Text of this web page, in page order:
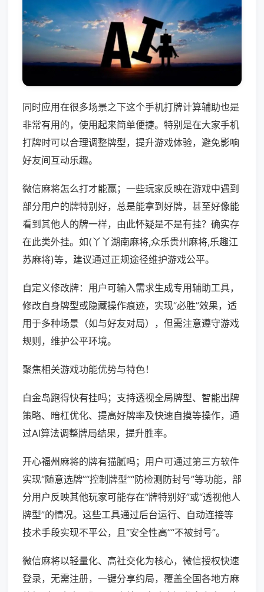
同时应用在很多场景之下这个手机打牌计算辅助也是
非常有用的，使用起来简单便捷。特别是在大家手机
打牌时可以合理调整牌型，提升游戏体验，避免影响
好友间互动乐趣。
微信麻将怎么打才能赢；一些玩家反映在游戏中遇到
部分用户的牌特别好，总是能拿到好牌，甚至好像能
看到其他人的牌一样，由此怀疑是不是有挂？确实存
在此类外挂。如(丫丫湖南麻将,众乐贵州麻将,乐趣江
苏麻将)等，建议通过正规途径维护游戏公平。
自定义修改牌：用户可输入需求生成专用辅助工具，
修改自身牌型或隐藏操作痕迹，实现“必胜”效果，适
用于多种场景（如与好友对局），但需注意遵守游戏
规则，维护公平环境。
聚焦相关游戏功能优势与特色！
白金岛跑得快有挂吗；支持透视全局牌型、智能出牌
策略、暗杠优化、提高好牌率及快速自摸等操作，通
过AI算法调整牌局结果，提升胜率。
开心福州麻将的牌有猫腻吗；用户可通过第三方软件
实现“随意选牌”“控制牌型”“防检测防封号”等功能，部
分用户反映其他玩家可能存在“牌特别好”或“透视他人
牌型”的情况。这些工具通过后台运行、自动连接等
技术手段实现不平公，且“安全性高”“不被封号”。
微信麻将以轻量化、高社交化为核心，微信授权快速
登录，无需注册，一键分享约局，覆盖全国各地方麻